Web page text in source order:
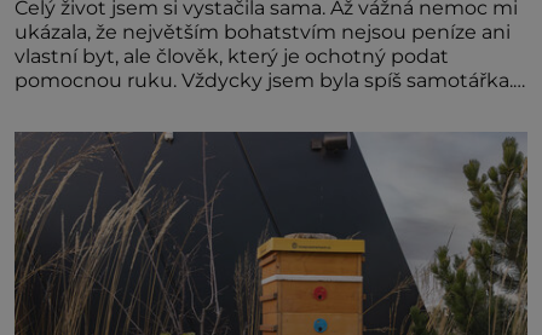
Celý život jsem si vystačila sama. Až vážná nemoc mi
ukázala, že největším bohatstvím nejsou peníze ani
vlastní byt, ale člověk, který je ochotný podat
pomocnou ruku. Vždycky jsem byla spíš samotářka.
ani partnera. Stačily mi knihy, práce a hlavně klid.
Hned po studiích jsem odešla z rodného města,